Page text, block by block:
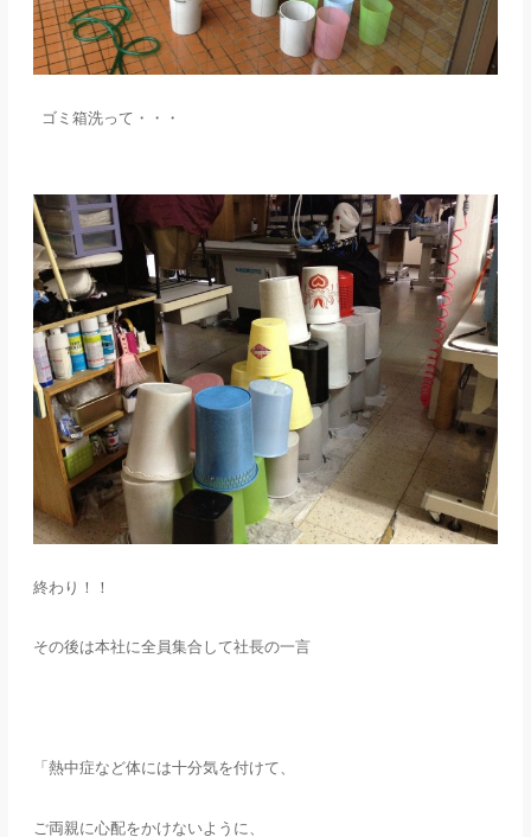
ゴミ箱洗って・・・
終わり！！
その後は本社に全員集合して社長の一言
「熱中症など体には十分気を付けて、
ご両親に心配をかけないように、